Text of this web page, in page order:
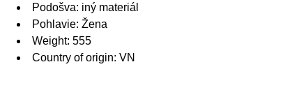
Podošva: iný materiál
Pohlavie: Žena
Weight: 555
Country of origin: VN